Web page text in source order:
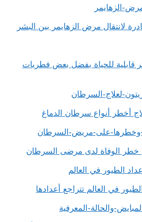
لانتقال مرض الزهايمر بين البشر
قابلية للحياة بفضل بعض فطريات
أخطر أنواع سرطان الدماغ
خطر الوفاة لدى مرضى السرطان